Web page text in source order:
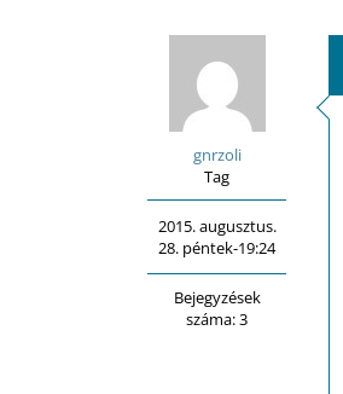
gnrzoli
Tag
2015. augusztus.
28. péntek-19:24
Bejegyzések
száma: 3